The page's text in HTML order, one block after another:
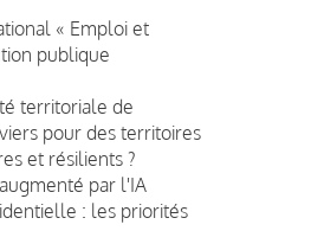
« Emploi et
publique
territoriale de
pour des territoires
et résilients ?
par l'IA
: les priorités